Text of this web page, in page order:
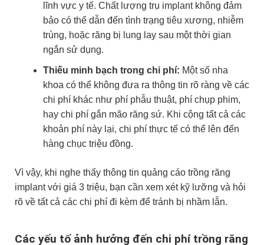
lĩnh vực y tế. Chất lượng trụ implant không đảm
bảo có thể dẫn đến tình trạng tiêu xương, nhiễm
trùng, hoặc răng bị lung lay sau một thời gian
ngắn sử dụng.
Thiếu minh bạch trong chi phí: Một số nha
khoa có thể không đưa ra thông tin rõ ràng về các
chi phí khác như phí phẫu thuật, phí chụp phim,
hay chi phí gắn mão răng sứ. Khi cộng tất cả các
khoản phí này lại, chi phí thực tế có thể lên đến
hàng chục triệu đồng.
Vì vậy, khi nghe thấy thông tin quảng cáo trồng răng
implant với giá 3 triệu, bạn cần xem xét kỹ lưỡng và hỏi
rõ về tất cả các chi phí đi kèm để tránh bị nhầm lẫn.
Các yếu tố ảnh hưởng đến chi phí trồng răng